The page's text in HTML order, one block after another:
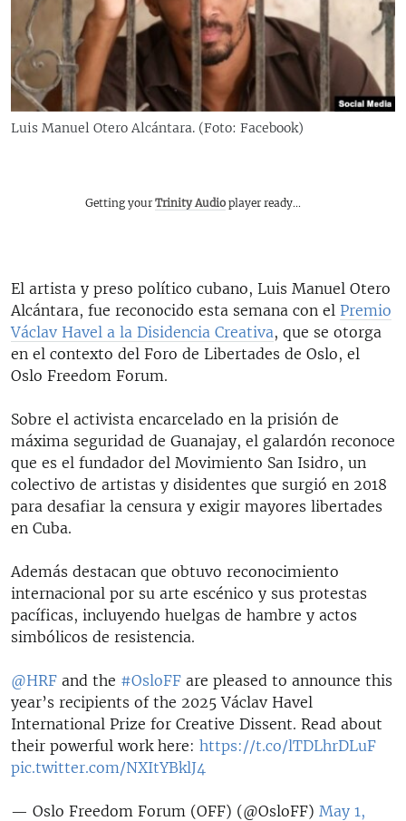
RADIO MARTÍ
ESPECIALES
ESPECIALES
LA REALIDAD DE LA VIVIENDA EN CUBA
LOS SANTOS DE HIALEAH
MULTIMEDIA
EDITORIALES
Luis Manuel Otero Alcántara. (Foto: Facebook)
Getting yourTrinity Audio player ready...
El artista y preso político cubano, Luis Manuel Otero
Alcántara, fue reconocido esta semana con el Premio
Václav Havel a la Disidencia Creativa, que se otorga
en el contexto del Foro de Libertades de Oslo, el
Oslo Freedom Forum.
Sobre el activista encarcelado en la prisión de
máxima seguridad de Guanajay, el galardón reconoce
que es el fundador del Movimiento San Isidro, un
colectivo de artistas y disidentes que surgió en 2018
para desafiar la censura y exigir mayores libertades
en Cuba.
Además destacan que obtuvo reconocimiento
internacional por su arte escénico y sus protestas
pacíficas, incluyendo huelgas de hambre y actos
simbólicos de resistencia.
@HRF and the #OsloFF are pleased to announce this
year’s recipients of the 2025 Václav Havel
International Prize for Creative Dissent. Read about
their powerful work here: https://t.co/lTDLhrDLuF
pic.twitter.com/NXItYBklJ4
— Oslo Freedom Forum (OFF) (@OsloFF) May 1,